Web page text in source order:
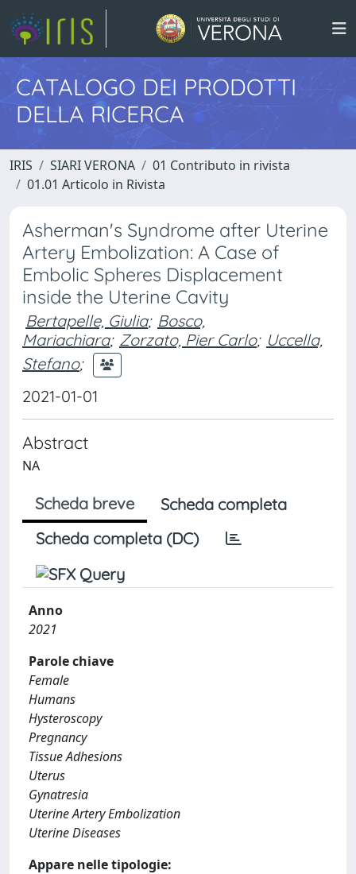
CATALOGO DEI PRODOTTI
DELLA RICERCA
IRIS SIARI VERONA
01 Contributo in rivista
01.01 Articolo in Rivista
Asherman's Syndrome after Uterine
Artery Embolization: A Case of
Embolic Spheres Displacement
inside the Uterine Cavity
Bertapelle, Giulia; Bosco,
Mariachiara; Zorzato, Pier Carlo; Uccella,
Stefano;
2021-01-01
Abstract
NA
Scheda breve
Scheda completa
Scheda completa (DC)
Anno
2021
Parole chiave
Female
Humans
Hysteroscopy
Pregnancy
Tissue Adhesions
Uterus
Gynatresia
Uterine Artery Embolization
Uterine Diseases
Appare nelle tipologie: